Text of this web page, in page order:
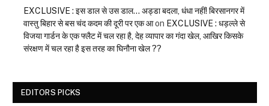
EXCLUSIVE : इस डाल से उस डाल… अड्डा बदला, धंधा नहीं! बिरसानगर में
वास्तु बिहार से बस चंद कदम की दूरी पर एक आon EXCLUSIVE : धड़ल्ले से
विजया गार्डन के एक फ्लैट में चल रहा है, देह व्यापार का गंदा खेल, आखिर किसके
संरक्षण में चल रहा है इस तरह का घिनौना खेल ??
EDITORS PICKS